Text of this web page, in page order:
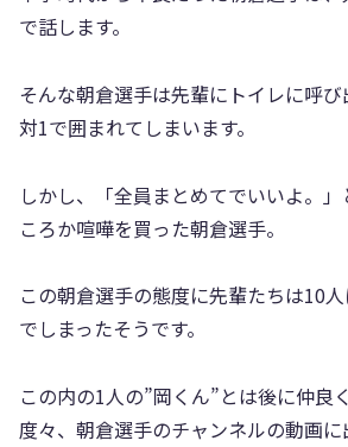
で話します。
そんな朝倉選手は先輩にトイレに呼
対1で囲まれてしまいます。
しかし、「全員まとめてでいいよ。
ころか喧嘩を買った朝倉選手。
この朝倉選手の態度に先輩たちは10
でしまったそうです。
この内の1人の”岡くん”とは後に仲良
度々、朝倉選手のチャンネルの動画